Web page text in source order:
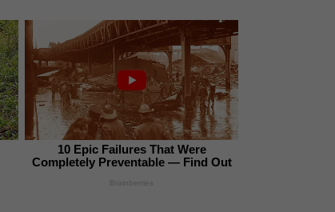
10 Epic Failures That Were
Completely Preventable — Find Out
Brainberries